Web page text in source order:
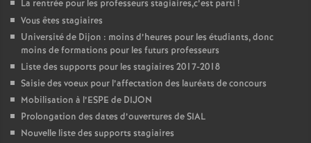
La rentrée pour les professeurs stagiaires,c’est parti !
Vous êtes stagiaires
Université de Dijon : moins d’heures pour les étudiants, donc
moins de formations pour les futurs professeurs
Liste des supports pour les stagiaires 2017-2018
Saisie des voeux pour l’affectation des lauréats de concours
Mobilisation à l’ESPE de DIJON
Prolongation des dates d’ouvertures de SIAL
Nouvelle liste des supports stagiaires